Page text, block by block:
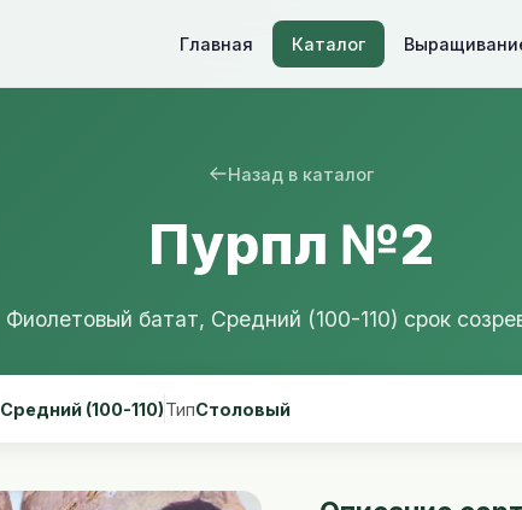
Главная Каталог
Назад в каталог
Пурпл №2
Фиолетовый батат, Средний (100-110) срок
Средний (100-110)ТипСтоловый